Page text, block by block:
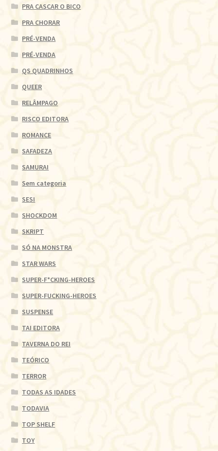
PRA CASCAR O BICO
PRA CHORAR
PRÉ-VENDA
PRÉ-VENDA
QS QUADRINHOS
QUEER
RELÂMPAGO
RISCO EDITORA
ROMANCE
SAFADEZA
SAMURAI
Sem categoria
SESI
SHOCKDOM
SKRIPT
SÓ NA MONSTRA
STAR WARS
SUPER-F*CKING-HEROES
SUPER-FUCKING-HEROES
SUSPENSE
TAI EDITORA
TAVERNA DO REI
TEÓRICO
TERROR
TODAS AS IDADES
TODAVIA
TOP SHELF
TOY